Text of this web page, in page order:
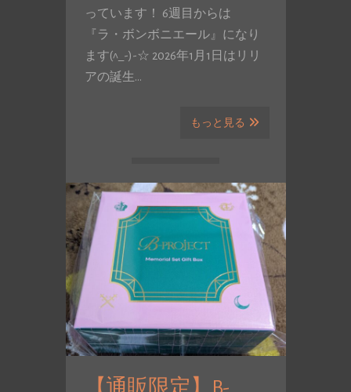
っています！ 6週目からは
『ラ・ボンボニエール』になり
ます(^_-)-☆ 2026年1月1日はリリ
アの誕生…
もっと見る